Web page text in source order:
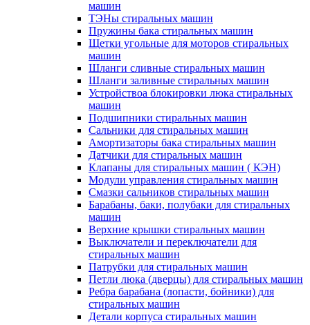
машин
ТЭНы стиральных машин
Пружины бака стиральных машин
Щетки угольные для моторов стиральных
машин
Шланги сливные стиральных машин
Шланги заливные стиральных машин
Устройствоа блокировки люка стиральных
машин
Подшипники стиральных машин
Сальники для стиральных машин
Амортизаторы бака стиральных машин
Датчики для стиральных машин
Клапаны для стиральных машин ( КЭН)
Модули управления стиральных машин
Смазки сальников стиральных машин
Барабаны, баки, полубаки для стиральных
машин
Верхние крышки стиральных машин
Выключатели и переключатели для
стиральных машин
Патрубки для стиральных машин
Петли люка (дверцы) для стиральных машин
Ребра барабана (лопасти, бойники) для
стиральных машин
Детали корпуса стиральных машин